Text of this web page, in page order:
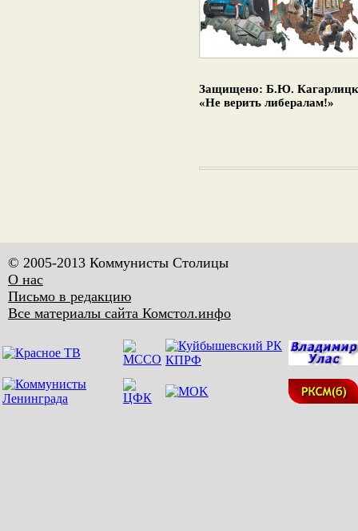
Защищено: Б.Ю.
«Не верить либералам!»
© 2005-2013 Коммунисты Столицы
О нас
Письмо в редакцию
Все материалы сайта Комстол.инфо